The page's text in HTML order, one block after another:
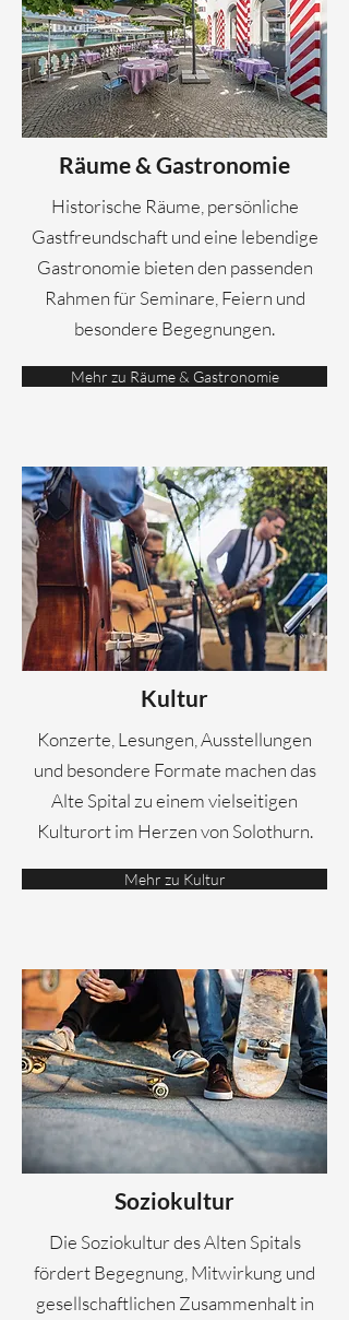
Räume & Gastronomie
Historische Räume, persönliche
Gastfreundschaft und eine lebendige
Gastronomie bieten den passenden
Rahmen für Seminare, Feiern und
besondere Begegnungen.
Mehr zu Räume & Gastronomie
Kultur
Konzerte, Lesungen, Ausstellungen
und besondere Formate machen das
Alte Spital zu einem vielseitigen
Kulturort im Herzen von Solothurn.
Mehr zu Kultur
Soziokultur
Die Soziokultur des Alten Spitals
fördert Begegnung, Mitwirkung und
gesellschaftlichen Zusammenhalt in